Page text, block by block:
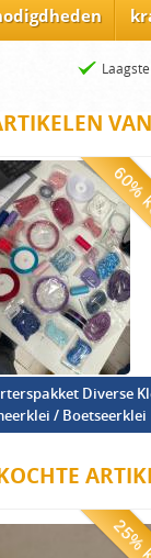
Diverse
/ Boetseerklei